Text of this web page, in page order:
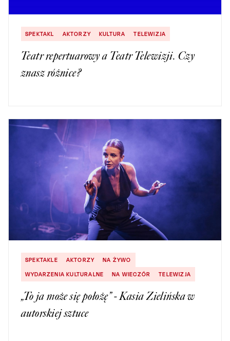
SPEKTAKL AKTORZY KULTURA TELEWIZJA
Teatr repertuarowy a Teatr Telewizji. Czy
znasz różnice?
SPEKTAKLE AKTORZY
NA ŻYWO
WYDARZENIA KULTURALNE
NA WIECZÓR TELEWIZJA
„To ja może się położę” - Kasia Zielińska w
autorskiej sztuce